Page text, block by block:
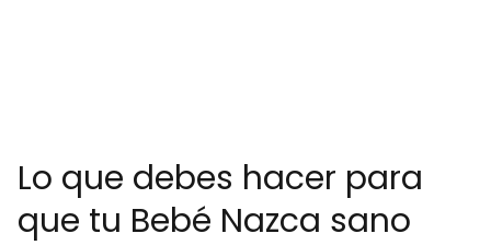
Lo que debes hacer para
que tu Bebé Nazca sano